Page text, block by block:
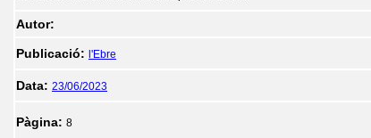
Autor:
Publicació: l'Ebre
Data: 23/06/2023
Pàgina: 8